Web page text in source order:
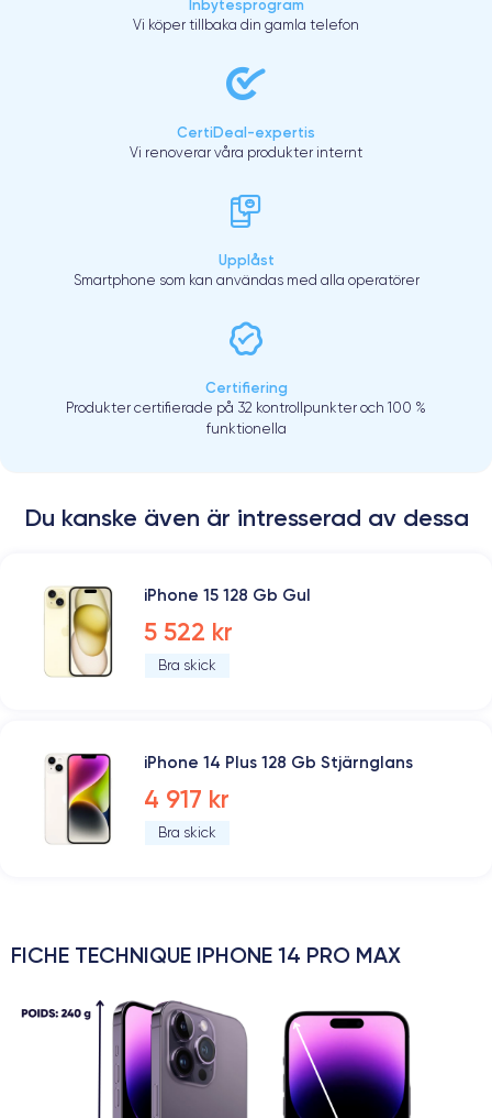
Inbytesprogram
Vi köper tillbaka din gamla telefon
CertiDeal-expertis
Vi renoverar våra produkter internt
Upplåst
Smartphone som kan användas med alla operatörer
Certifiering
Produkter certifierade på 32 kontrollpunkter och 100 %
funktionella
Du kanske även är intresserad av dessa
iPhone 15 128 Gb Gul
5 522 kr
Bra skick
iPhone 14 Plus 128 Gb Stjärnglans
4 917 kr
Bra skick
FICHE TECHNIQUE IPHONE 14 PRO MAX